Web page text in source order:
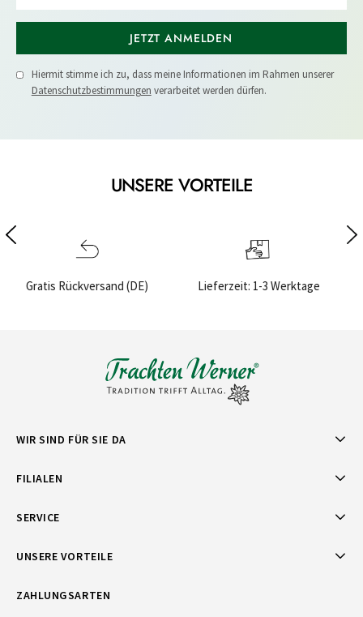
JETZT ANMELDEN
Hiermit stimme ich zu, dass meine Informationen im Rahmen unserer
Datenschutzbestimmungen verarbeitet werden dürfen.
UNSERE VORTEILE
Lieferzeit: 1-3 Werktage Sichere Bezahlung
WIR SIND FÜR SIE DA
FILIALEN
SERVICE
UNSERE VORTEILE
ZAHLUNGSARTEN